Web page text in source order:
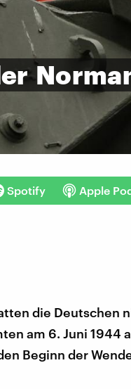
Spotify Apple
die Deutschen
am 6. Juni 1944
Beginn der